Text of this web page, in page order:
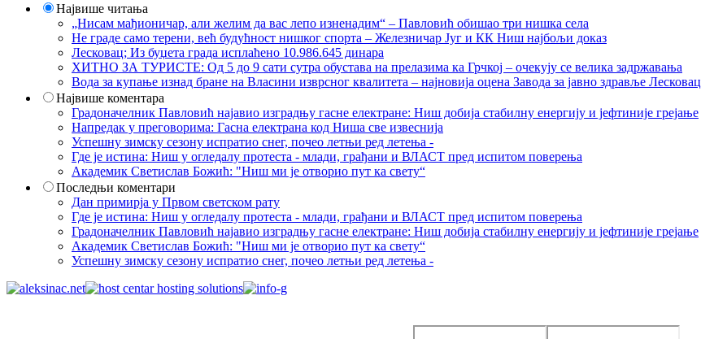
Највише читања
„Нисам мађионичар, али желим да вас лепо изненадим“ – Павловић обишао три нишка села
Не граде само терени, већ будућност нишког спорта – Железничар Југ и КК Ниш најбољи доказ
Лесковац; Из буџета града исплаћено 10.986.645 динара
ХИТНО ЗА ТУРИСТЕ: Од 5 до 9 сати сутра обустава на прелазима ка Грчкој – очекују се велика задржавања
Вода за купање изнад бране на Власини изврсног квалитета – најновија оцена Завода за јавно здравље Лесковац
Највише коментара
Градоначелник Павловић најавио изградњу гасне електране: Ниш добија стабилну енергију и јефтиније грејање
Напредак у преговорима: Гасна електрана код Ниша све извеснија
Успешну зимску сезону испратио снег, почео летњи ред летења -
Где је истина: Ниш у огледалу протеста - млади, грађани и ВЛАСТ пред испитом поверења
Академик Светислав Божић: "Ниш ми је отворио пут ка свету“
Последњи коментари
Дан примирја у Првом светском рату
Где је истина: Ниш у огледалу протеста - млади, грађани и ВЛАСТ пред испитом поверења
Градоначелник Павловић најавио изградњу гасне електране: Ниш добија стабилну енергију и јефтиније грејање
Академик Светислав Божић: "Ниш ми је отворио пут ка свету“
Успешну зимску сезону испратио снег, почео летњи ред летења -